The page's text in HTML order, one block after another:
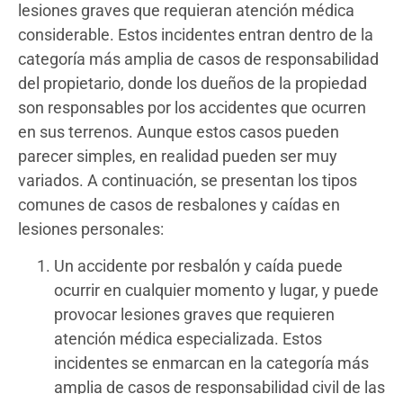
lesiones graves que requieran atención médica
considerable. Estos incidentes entran dentro de la
categoría más amplia de casos de responsabilidad
del propietario, donde los dueños de la propiedad
son responsables por los accidentes que ocurren
en sus terrenos. Aunque estos casos pueden
parecer simples, en realidad pueden ser muy
variados. A continuación, se presentan los tipos
comunes de casos de resbalones y caídas en
lesiones personales:
Un accidente por resbalón y caída puede
ocurrir en cualquier momento y lugar, y puede
provocar lesiones graves que requieren
atención médica especializada. Estos
incidentes se enmarcan en la categoría más
amplia de casos de responsabilidad civil de las